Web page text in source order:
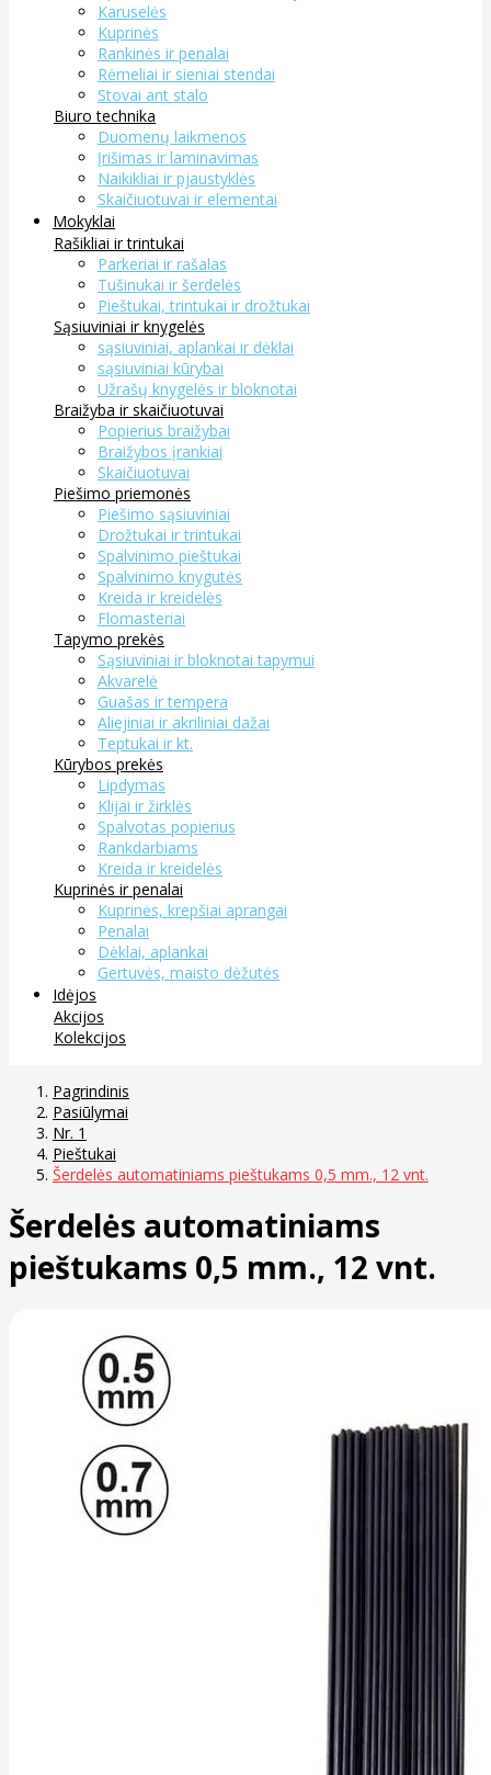
Karuselės
Kuprinės
Rankinės ir penalai
Rėmeliai ir sieniai stendai
Stovai ant stalo
Biuro technika
Duomenų laikmenos
Įrišimas ir laminavimas
Naikikliai ir pjaustyklės
Skaičiuotuvai ir elementai
Mokyklai
Rašikliai ir trintukai
Parkeriai ir rašalas
Tušinukai ir šerdelės
Pieštukai, trintukai ir drožtukai
Sąsiuviniai ir knygelės
sąsiuviniai, aplankai ir dėklai
sąsiuviniai kūrybai
Užrašų knygelės ir bloknotai
Braižyba ir skaičiuotuvai
Popierius braižybai
Braižybos įrankiai
Skaičiuotuvai
Piešimo priemonės
Piešimo sąsiuviniai
Drožtukai ir trintukai
Spalvinimo pieštukai
Spalvinimo knygutės
Kreida ir kreidelės
Flomasteriai
Tapymo prekės
Sąsiuviniai ir bloknotai tapymui
Akvarelė
Guašas ir tempera
Aliejiniai ir akriliniai dažai
Teptukai ir kt.
Kūrybos prekės
Lipdymas
Klijai ir žirklės
Spalvotas popierius
Rankdarbiams
Kreida ir kreidelės
Kuprinės ir penalai
Kuprinės, krepšiai aprangai
Penalai
Dėklai, aplankai
Gertuvės, maisto dėžutės
Idėjos
Akcijos
Kolekcijos
Pagrindinis
Pasiūlymai
Nr. 1
Pieštukai
Šerdelės automatiniams pieštukams 0,5 mm., 12 vnt.
Šerdelės automatiniams
pieštukams 0,5 mm., 12 vnt.